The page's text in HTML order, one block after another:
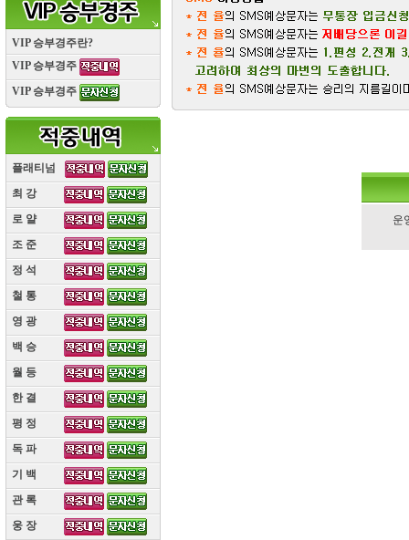
VIP 승부경주란?
VIP 승부경주
VIP 승부경주
플래티넘
최 강
로 얄
조 준
정 석
철 통
영 광
백 승
월 등
한 결
평 정
독 파
기 백
관 록
웅 장
운